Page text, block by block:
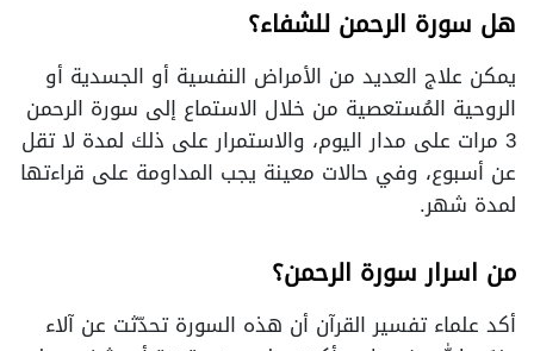
هل سورة الرحمن للشفاء؟
يمكن علاج العديد من الأمراض النفسية أو الجسدية أو
الروحية المُستعصية من خلال الاستماع إلى سورة الرحمن
3 مرات على مدار اليوم، والاستمرار على ذلك لمدة لا تقل
عن أسبوع، وفي حالات معينة يجب المداومة على قراءتها
لمدة شهر.
من اسرار سورة الرحمن؟
أكد علماء تفسير القرآن أن هذه السورة تحدّثت عن آلاء